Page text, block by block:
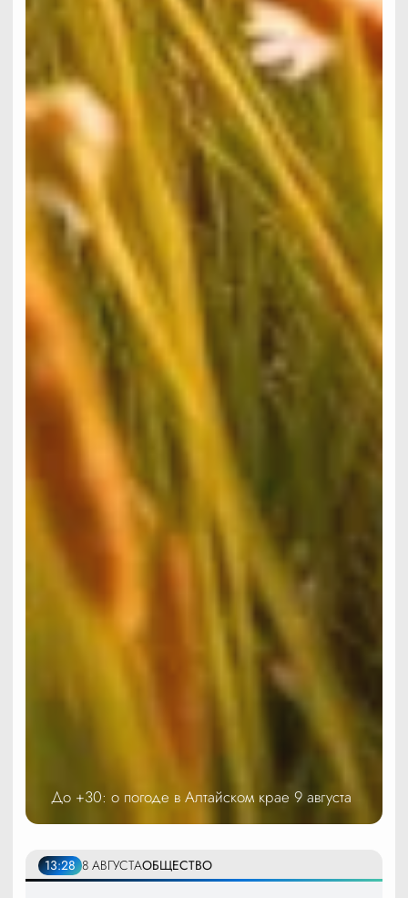
До +30: о погоде в Алтайском крае 9 августа
13:28 8 АВГУСТАОБЩЕСТВО